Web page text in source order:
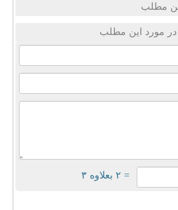
مطلب
مورد این مطلب
= ۲ بعلاوه ۳